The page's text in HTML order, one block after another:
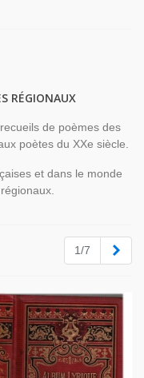
RÉGIONAUX
de poèmes des
poètes du XXe siècle.
et dans le monde
1/7